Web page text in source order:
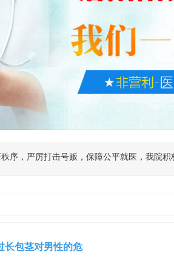
序，严厉打击号贩，保障公平就医，我院
长包茎对男性的危